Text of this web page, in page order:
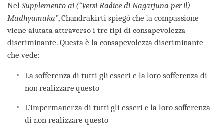
Nel Supplemento ai (“Versi Radice di Nagarjuna per il)
Madhyamaka”, Chandrakirti spiegò che la compassione
viene aiutata attraverso i tre tipi di consapevolezza
discriminante. Questa è la consapevolezza discriminante
che vede:
La sofferenza di tutti gli esseri e la loro sofferenza di
non realizzare questo
L’impermanenza di tutti gli esseri e la loro sofferenza
di non realizzare questo